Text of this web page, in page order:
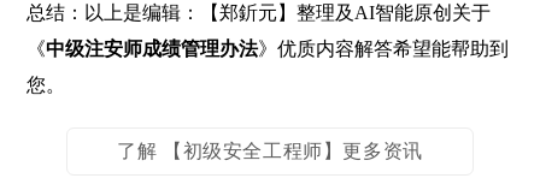
总结：以上是编辑：【郑釿元】整理及AI智能原创关于
《中级注安师成绩管理办法》优质内容解答希望能帮助到
您。
了解 【初级安全工程师】更多资讯